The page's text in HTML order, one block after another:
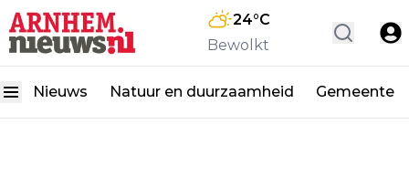
24°C
Bewolkt
Nieuws Natuur en duurzaamheid Gemeente